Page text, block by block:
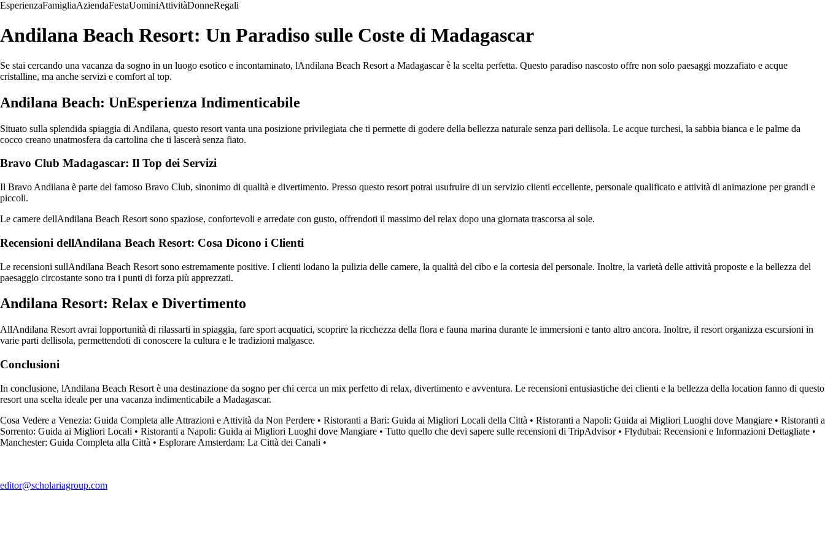
EsperienzaFamigliaAziendaFestaUominiAttivitàDonneRegali
Andilana Beach Resort: Un Paradiso sulle Coste di Madagascar
Se stai cercando una vacanza da sogno in un luogo esotico e incontaminato, lAndilana Beach Resort a Madagascar è la scelta perfetta. Questo paradiso nascosto offre non solo paesaggi mozzafiato e acque
cristalline, ma anche servizi e comfort al top.
Andilana Beach: UnEsperienza Indimenticabile
Situato sulla splendida spiaggia di Andilana, questo resort vanta una posizione privilegiata che ti permette di godere della bellezza naturale senza pari dellisola. Le acque turchesi, la sabbia bianca e le palme da
cocco creano unatmosfera da cartolina che ti lascerà senza fiato.
Bravo Club Madagascar: Il Top dei Servizi
Il Bravo Andilana è parte del famoso Bravo Club, sinonimo di qualità e divertimento. Presso questo resort potrai usufruire di un servizio clienti eccellente, personale qualificato e attività di animazione per grandi e
piccoli.
Le camere dellAndilana Beach Resort sono spaziose, confortevoli e arredate con gusto, offrendoti il massimo del relax dopo una giornata trascorsa al sole.
Recensioni dellAndilana Beach Resort: Cosa Dicono i Clienti
Le recensioni sullAndilana Beach Resort sono estremamente positive. I clienti lodano la pulizia delle camere, la qualità del cibo e la cortesia del personale. Inoltre, la varietà delle attività proposte e la bellezza del
paesaggio circostante sono tra i punti di forza più apprezzati.
Andilana Resort: Relax e Divertimento
AllAndilana Resort avrai lopportunità di rilassarti in spiaggia, fare sport acquatici, scoprire la ricchezza della flora e fauna marina durante le immersioni e tanto altro ancora. Inoltre, il resort organizza escursioni in
varie parti dellisola, permettendoti di conoscere la cultura e le tradizioni malgasce.
Conclusioni
In conclusione, lAndilana Beach Resort è una destinazione da sogno per chi cerca un mix perfetto di relax, divertimento e avventura. Le recensioni entusiastiche dei clienti e la bellezza della location fanno di questo
resort una scelta ideale per una vacanza indimenticabile a Madagascar.
Cosa Vedere a Venezia: Guida Completa alle Attrazioni e Attività da Non Perdere • Ristoranti a Bari: Guida ai Migliori Locali della Città • Ristoranti a Napoli: Guida ai Migliori Luoghi dove Mangiare • Ristoranti a
Sorrento: Guida ai Migliori Locali • Ristoranti a Napoli: Guida ai Migliori Luoghi dove Mangiare • Tutto quello che devi sapere sulle recensioni di TripAdvisor• Flydubai: Recensioni e Informazioni Dettagliate •
Manchester: Guida Completa alla Città • Esplorare Amsterdam: La Città dei Canali •
editor@scholariagroup.com